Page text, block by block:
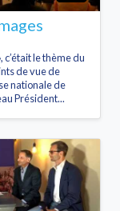
le thème du
de vue de
nationale de
Président...